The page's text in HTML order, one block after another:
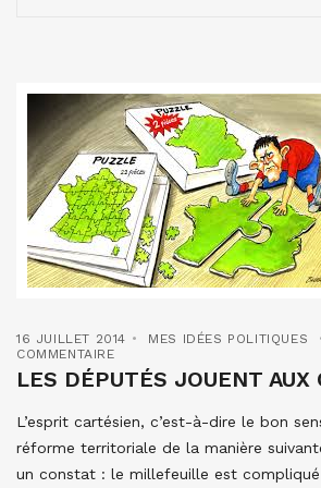
16 JUILLET 2014 MES IDÉES POLITIQUES
COMMENTAIRE
LES DÉPUTÉS JOUENT AUX
L’esprit cartésien, c’est-à-dire le bon
réforme territoriale de la manière
un constat : le millefeuille est